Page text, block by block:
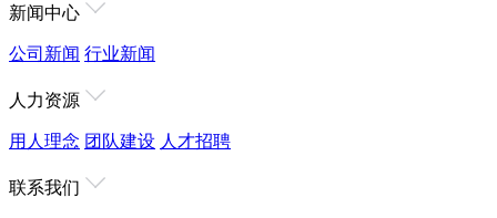
新闻中心
公司新闻 行业新闻
人力资源
用人理念 团队建设 人才招聘
联系我们